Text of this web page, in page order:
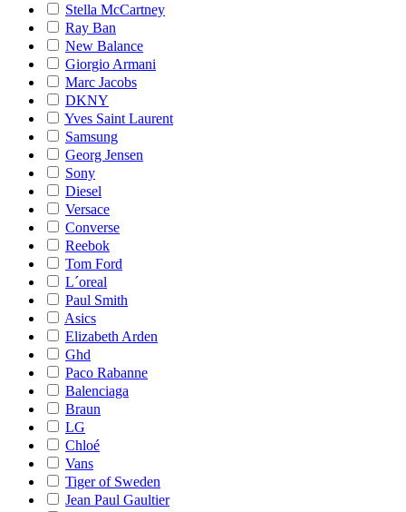
Stella McCartney
Ray Ban
New Balance
Giorgio Armani
Marc Jacobs
DKNY
Yves Saint Laurent
Samsung
Georg Jensen
Sony
Diesel
Versace
Converse
Reebok
Tom Ford
L´oreal
Paul Smith
Asics
Elizabeth Arden
Ghd
Paco Rabanne
Balenciaga
Braun
LG
Chloé
Vans
Tiger of Sweden
Jean Paul Gaultier